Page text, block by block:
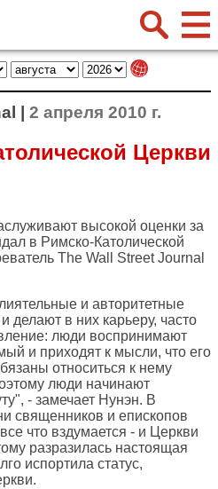
| 2 апреля 2010 г.
Церкви
высокой оценки за
в Римско-Католической
The Wall Street Journal
и авторитетные
делают в них карьеру, часто
люди воспринимают
и приходят к мысли, что его
относиться к нему
люди начинают
- замечает Нунэн. В
священников и епископов
что вздумается - и Церкви
разразилась настоящая
испортила статус,